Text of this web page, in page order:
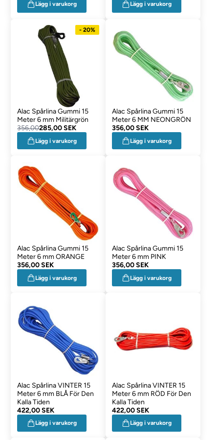
Lägg i varukorg Lägg i varukorg
- 20%
Alac Spårlina Gummi 15
Meter 6 mm Militärgrön
356,00285,00 SEK
Lägg i varukorg
Alac Spårlina Gummi 15
Meter 6 MM NEONGRÖN
356,00 SEK
Lägg i varukorg
Alac Spårlina Gummi 15
Meter 6 mm ORANGE
356,00 SEK
Lägg i varukorg
Alac Spårlina Gummi 15
Meter 6 mm PINK
356,00 SEK
Lägg i varukorg
Alac Spårlina VINTER 15
Meter 6 mm BLÅ För Den
Kalla Tiden
422,00 SEK
Lägg i varukorg
Alac Spårlina VINTER 15
Meter 6 mm RÖD För Den
Kalla Tiden
422,00 SEK
Lägg i varukorg